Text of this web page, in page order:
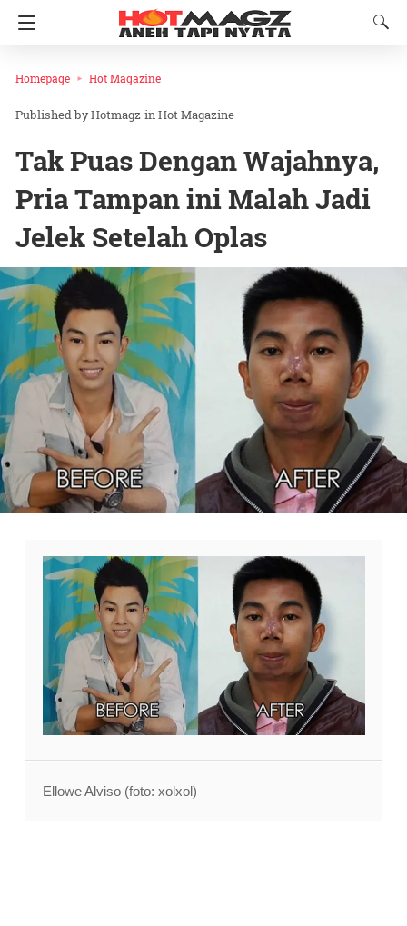
Homepage Hot Magazine
Hotmagz inHot Magazine
Tak Puas Dengan Wajahnya,
Pria Tampan ini Malah Jadi
Jelek Setelah Oplas
Ellowe Alviso (foto: xolxol)